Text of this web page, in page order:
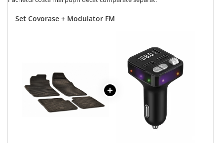
Set Covorase + Modulator FM